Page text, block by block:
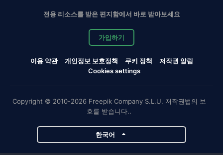
전용 리소스를 받은 편지함에서 바로 받아보세요
가입하기
이용 약관 개인정보 보호정책 쿠키 정책
저작권 알림
Cookies settings
Copyright © 2010-2026 Freepik Company S.L.U. 저작권법의 보
호를 받습니다..
한국어